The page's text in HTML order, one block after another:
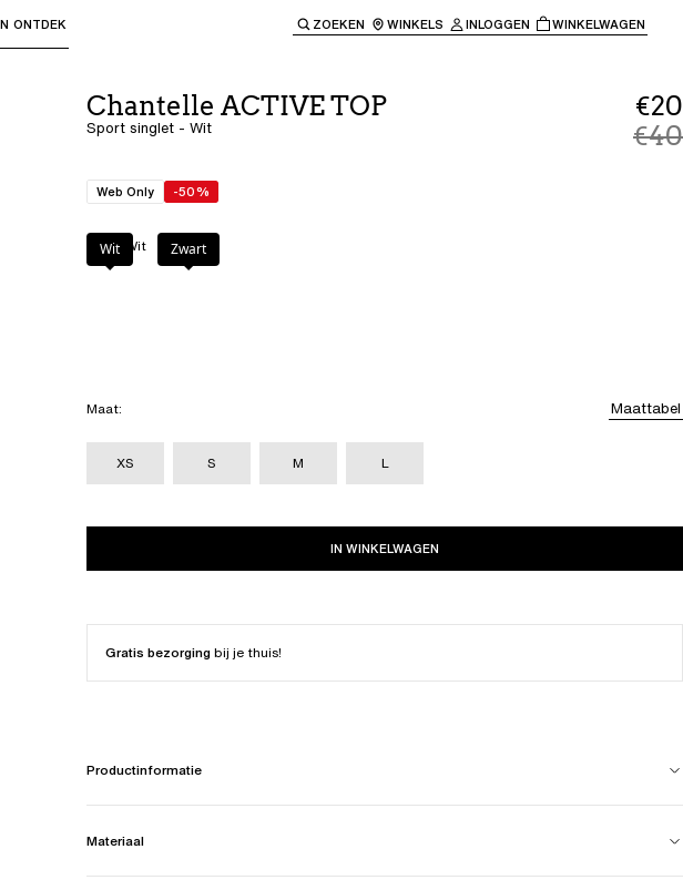
"Escape" om terug te keren naar de hoofdnavigatie.
ONTDEK ZOEKEN WINKELS INLOGGEN WINKELWAGEN
Chantelle ACTIVE TOP
Sport singlet - Wit
€20
€40
Web Only -50%
Kleur: Wit
Wit Zwart
Maat: Maattabel
XS S M L
IN WINKELWAGEN
Gratis bezorgingbij je thuis!
Productinformatie
Materiaal